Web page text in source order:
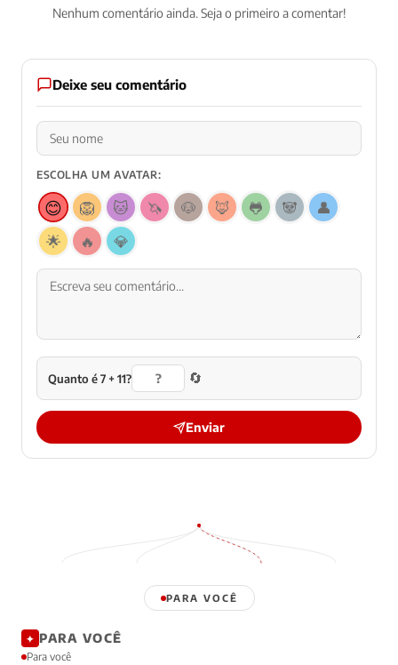
Nenhum comentário ainda. Seja o primeiro a comentar!
Deixe seu comentário
ESCOLHA UM AVATAR:
😊 🦁 🐱 🦄 🐶 🦊 🐸 🐼
👤
🌟
🔥 💎
Quanto é 7 + 11? 🔄
Enviar
PARA VOCÊ
✦ PARA VOCÊ
Para você